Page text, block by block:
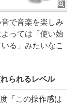
で音楽を楽しみ
っては「使い始
る」みたいなこ
られるレベル
「この操作感は